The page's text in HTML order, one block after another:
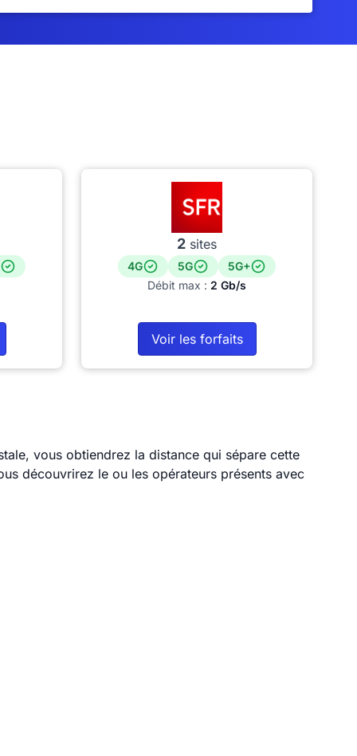
2 sites
4G 5G
5G+
Débit max : 2 Gb/s
Voir les forfaits
vous obtiendrez la distance qui sépare cette
découvrirez le ou les opérateurs présents avec